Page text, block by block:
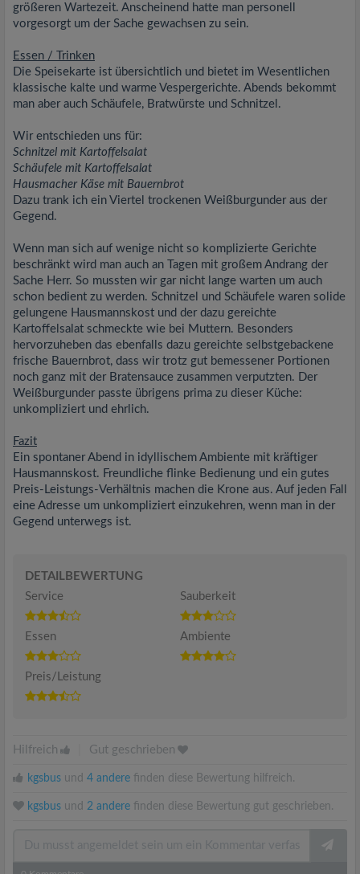
größeren Wartezeit. Anscheinend hatte man personell
vorgesorgt um der Sache gewachsen zu sein.
Essen / Trinken
Die Speisekarte ist übersichtlich und bietet im Wesentlichen
klassische kalte und warme Vespergerichte. Abends bekommt
man aber auch Schäufele, Bratwürste und Schnitzel.
Wir entschieden uns für:
Schnitzel mit Kartoffelsalat
Schäufele mit Kartoffelsalat
Hausmacher Käse mit Bauernbrot
Dazu trank ich ein Viertel trockenen Weißburgunder aus der
Gegend.
Wenn man sich auf wenige nicht so komplizierte Gerichte
beschränkt wird man auch an Tagen mit großem Andrang der
Sache Herr. So mussten wir gar nicht lange warten um auch
schon bedient zu werden. Schnitzel und Schäufele waren solide
gelungene Hausmannskost und der dazu gereichte
Kartoffelsalat schmeckte wie bei Muttern. Besonders
hervorzuheben das ebenfalls dazu gereichte selbstgebackene
frische Bauernbrot, dass wir trotz gut bemessener Portionen
noch ganz mit der Bratensauce zusammen verputzten. Der
Weißburgunder passte übrigens prima zu dieser Küche:
unkompliziert und ehrlich.
Fazit
Ein spontaner Abend in idyllischem Ambiente mit kräftiger
Hausmannskost. Freundliche flinke Bedienung und ein gutes
Preis-Leistungs-Verhältnis machen die Krone aus. Auf jeden Fall
eine Adresse um unkompliziert einzukehren, wenn man in der
Gegend unterwegs ist.
DETAILBEWERTUNG
Service
Sauberkeit
Essen Ambiente
Preis/Leistung
Hilfreich Gut geschrieben
kgsbus und 4 andere finden diese Bewertung hilfreich.
kgsbus und 2 andere finden diese Bewertung gut geschrieben.